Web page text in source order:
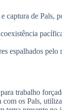
captura de Pals,
espalhados
trabalho
os Pals,